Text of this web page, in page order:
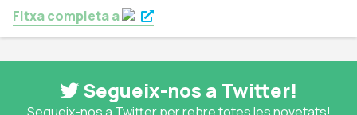
Fitxa completa a
Segueix-nos a Twitter!